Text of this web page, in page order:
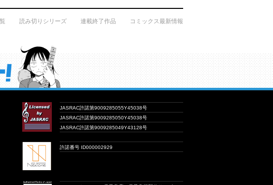
読み切りシリーズ 連載終了作品 コミックス最新情報
キー！
JASRAC許諾第9009285055Y45038号
JASRAC許諾第9009285050Y45038号
JASRAC許諾第9009285049Y43128号
許諾番号 ID000002929